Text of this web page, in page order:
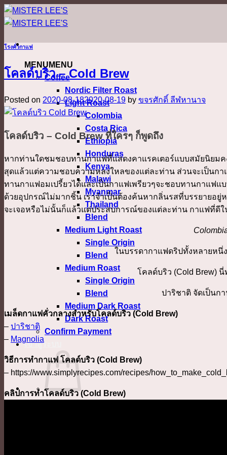
ข้าม
ไป
เนื้อหา
MENU MENU
Coffee
Nordic Filter Roast
Light Roast
Colombia
Costa Rica
Ethiopia
Honduras
Kenya
Malawi
Myanmar
Thailand
Blend
Medium Light Roast
Single Origin
Blend
Medium Roast
Single Origin
Blend
Medium Dark Roast
Dark Roast
Confirm Payment
เข้าสู่ระบบ
โรงคั่วกาแฟ
โคลด์บริว – Cold Brew
Posted on 2020-08-182020-08-19 by ขจรศักดิ์ ลีฬหานาจ
โคลด์บริว – Cold Brew ที่ใครๆ ก็พูดถึง
หากท่านใดชมชอบทานกาแฟที่แสดงคาแรคเตอร์แบบสมัยนิยม
สุดแล้วแต่ความชอบความหลงใหลของแต่ละท่าน ส่วนจะเป็นก
ทานกาแฟอมเปรี้ยวได้และเป็นกาแฟเพรียวๆจะชอบทานกาแฟ
ด้วยอุปกรณ์ไม่มากชิ้น เราจำเป็นต้องค้นหากลิ่นรสที่บรรยายอ
จะเจอหรือไม่นั้นก็แล้วแต่ประสบการณ์ของแต่ละท่าน กาแฟที่ดี
ในบรรดากาแฟดริปทั้งหลายหนึ่
โคลด์บริว (Cold Brew)
ปาริชาติ จัดเป็นก
เมล็ดกาแฟคั่วกลางสำหรับโคลด์บริว (Cold Brew)
– ปาริชาติ
– Magnolia
วิธีการทำกาแฟ โคลด์บริว (Cold Brew)
– https://www.simplyrecipes.com/recipes/
คลิปการทำโคลด์บริว (Cold Brew)